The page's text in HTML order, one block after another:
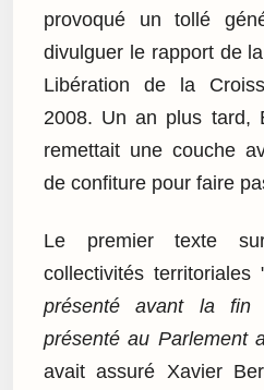
provoqué un tollé
divulguer le rapport de
Libération de la
2008. Un an plus tard,
remettait une couche
de confiture pour faire
Le premier texte
collectivités territoriales
présenté avant la fin
présenté au Parlement
avait assuré Xavier